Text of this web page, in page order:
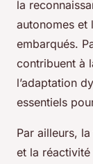
la
autonomes et
embarqués.
contribuent à
l’adaptation
essentiels
Par ailleurs,
et la réactivité